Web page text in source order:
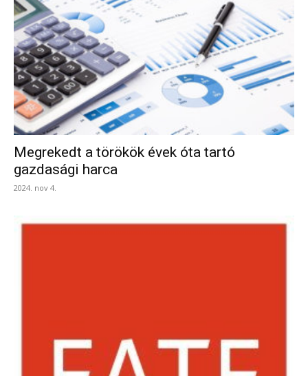
Megrekedt a törökök évek óta tartó
gazdasági harca
2024. nov 4.